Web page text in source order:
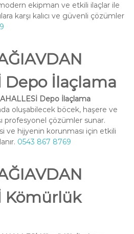
ekipman ve etkili ilaçlar ile
karşı kalıcı ve güvenli çözümler
Depo İlaçlama
Depo İlaçlama
oluşabilecek böcek, haşere ve
profesyonel çözümler sunar.
ve hijyenin korunması için etkili
0543 867 8769
Kömürlük